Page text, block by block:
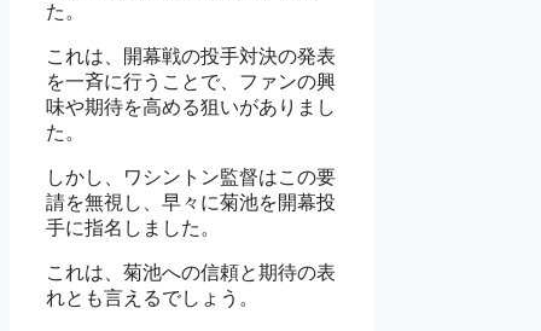
た。
これは、開幕戦の投手対決の発表
を一斉に行うことで、ファンの興
味や期待を高める狙いがありまし
た。
しかし、ワシントン監督はこの要
請を無視し、早々に菊池を開幕投
手に指名しました。
これは、菊池への信頼と期待の表
れとも言えるでしょう。